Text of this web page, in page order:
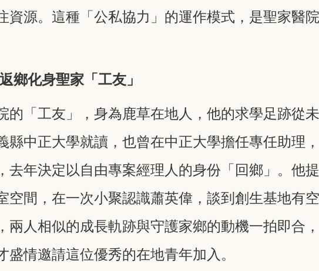
資源。這種「公私協力」的運作模式，是聖家醫
鄉化身聖家「工友」
的「工友」，身為鹿草在地人，他的求學足跡從未
縣中正大學就讀，也曾在中正大學擔任專任助理
去年決定以自由專案經理人的身份「回鄉」。他
空間，在一次小聚認識蕭英偉，談到創生基地有
兩人相似的成長軌跡與守護家鄉的動機一拍即合
盛情邀請這位優秀的在地青年加入。